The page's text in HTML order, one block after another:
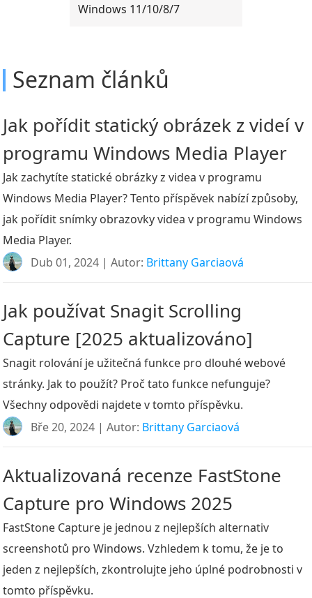
Windows 11/10/8/7
Seznam článků
Jak pořídit statický obrázek z videí v
programu Windows Media Player
Jak zachytíte statické obrázky z videa v programu
Windows Media Player? Tento příspěvek nabízí způsoby,
jak pořídit snímky obrazovky videa v programu Windows
Media Player.
Dub 01, 2024 | Autor: Brittany Garciaová
Jak používat Snagit Scrolling
Capture [2025 aktualizováno]
Snagit rolování je užitečná funkce pro dlouhé webové
stránky. Jak to použít? Proč tato funkce nefunguje?
Všechny odpovědi najdete v tomto příspěvku.
Bře 20, 2024 | Autor: Brittany Garciaová
Aktualizovaná recenze FastStone
Capture pro Windows 2025
FastStone Capture je jednou z nejlepších alternativ
screenshotů pro Windows. Vzhledem k tomu, že je to
jeden z nejlepších, zkontrolujte jeho úplné podrobnosti v
tomto příspěvku.